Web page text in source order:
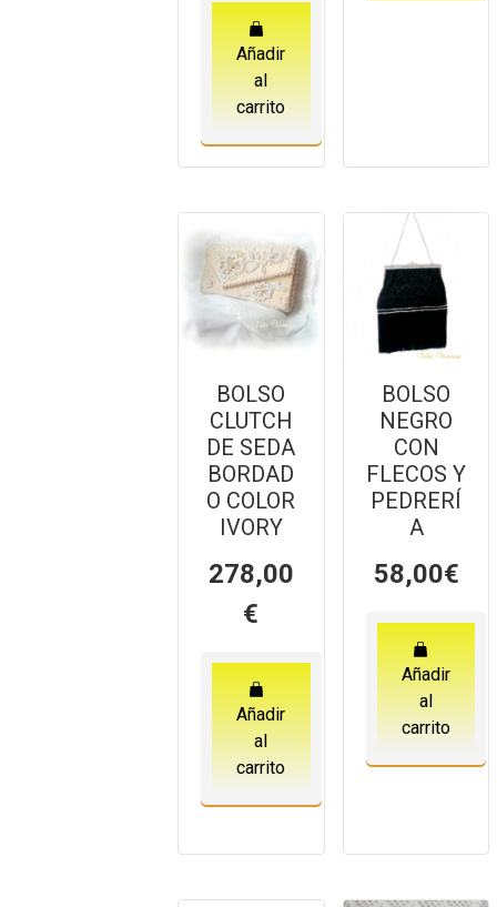
Añadir
al
carrito
BOLSO
CLUTCH
DE SEDA
BORDAD
O COLOR
IVORY
278,00
€
Añadir
al
carrito
BOLSO
NEGRO
CON
FLECOS Y
PEDRERÍ
A
58,00€
Añadir
al
carrito